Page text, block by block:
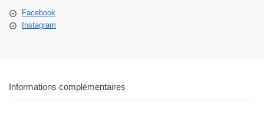
Facebook
Instagram
Informations complémentaires